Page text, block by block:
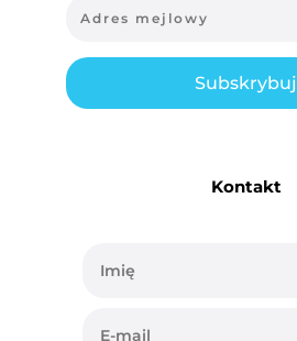
Subskrybuj
Kontakt